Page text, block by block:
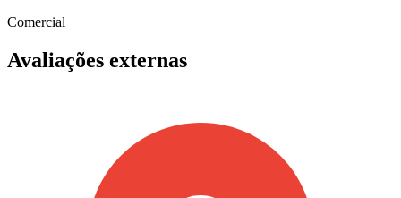
Comercial
Avaliações externas